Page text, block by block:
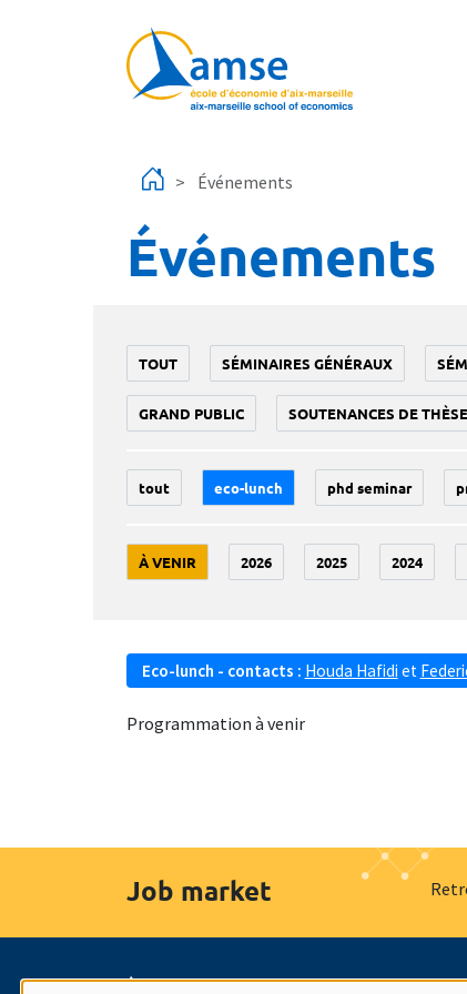
Événements
Événements
TOUT SÉMINAIRES GÉNÉRAUX
GRAND PUBLIC SOUTENANCES DE THÈSE
tout eco-lunch phd seminar
À VENIR 2026 2025 2024
Eco-lunch - contacts : Houda Hafidi et
Programmation à venir
Job market
À propos Nos engagements